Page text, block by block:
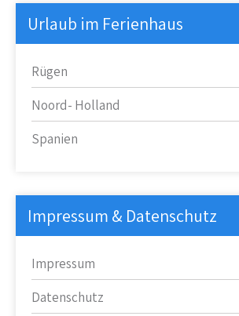
Urlaub im Ferienhaus
Rügen
Noord- Holland
Spanien
Impressum & Datenschutz
Impressum
Datenschutz